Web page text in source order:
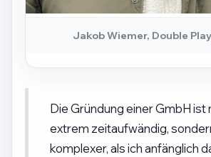
Jakob Wiemer, Double
Die Gründung einer GmbH ist
extrem zeitaufwändig,
komplexer, als ich anfänglich